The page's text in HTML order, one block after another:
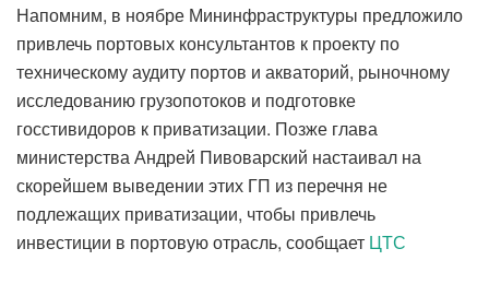
Напомним, в ноябре Мининфраструктуры предложило
привлечь портовых консультантов к проекту по
техническому аудиту портов и акваторий, рыночному
исследованию грузопотоков и подготовке
госстивидоров к приватизации. Позже глава
министерства Андрей Пивоварский настаивал на
скорейшем выведении этих ГП из перечня не
подлежащих приватизации, чтобы привлечь
инвестиции в портовую отрасль, сообщает ЦТС